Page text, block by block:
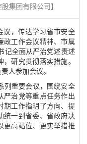
集团有限公司】
议，传达学习省市安全
政工作会议精神、市属
记全面从严治党述责述
研究贯彻落实措施。
人参加会议。
列重要会议，围绕安全
严治党等重点任务作出
期工作指明了方向、提
统一到省委、省政府决
更高站位、更实举措推